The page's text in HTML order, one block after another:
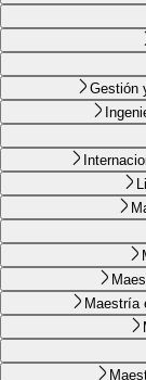
Gestión
Maestría